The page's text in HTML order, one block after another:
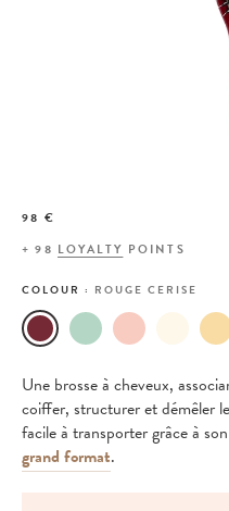
98 €
+98 LOYALTY POINTS
COLOUR : ROUGE CERISE
Une brosse à cheveux,
coiffer, structurer et démêler
facile à transporter grâce à
grand format.